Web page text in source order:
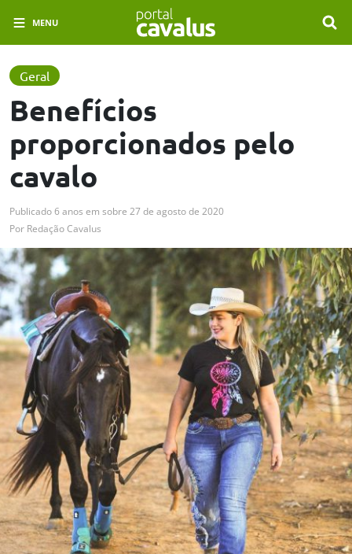
MENU
Geral
Benefícios
proporcionados pelo
cavalo
Publicado6 anos em sobre 27 de agosto de 2020
Por Redação Cavalus